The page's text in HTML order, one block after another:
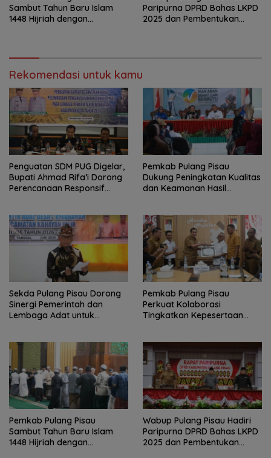
Sambut Tahun Baru Islam
1448 Hijriah dengan
Paripurna DPRD Bahas LKPD
2025 dan Pembentukan
Rekomendasi untuk kamu
Penguatan SDM PUG Digelar,
Bupati Ahmad Rifa’i Dorong
Perencanaan Responsif
Pemkab Pulang Pisau
Dukung Peningkatan Kualitas
dan Keamanan Hasil
Sekda Pulang Pisau Dorong
Sinergi Pemerintah dan
Lembaga Adat untuk
Pemkab Pulang Pisau
Perkuat Kolaborasi
Tingkatkan Kepesertaan
Pemkab Pulang Pisau
Sambut Tahun Baru Islam
1448 Hijriah dengan
Wabup Pulang Pisau Hadiri
Paripurna DPRD Bahas LKPD
2025 dan Pembentukan